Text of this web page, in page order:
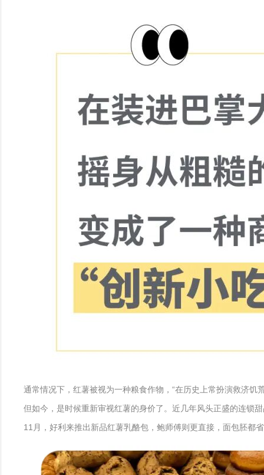
通常情况下，红薯被视为一种粮食作物，“在历史上常扮演救济
但如今，是时候重新审视红薯的身价了。近几年风头正盛的连锁
11月，好利来推出新品红薯乳酪包，鲍师傅则更直接，面包胚都